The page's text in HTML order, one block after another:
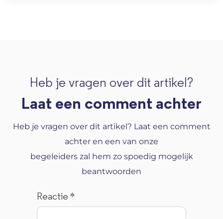
Heb je vragen over dit artikel?
Laat een comment achter
Heb je vragen over dit artikel? Laat een comment
achter en een van onze
begeleiders zal hem zo spoedig mogelijk
beantwoorden
Reactie*